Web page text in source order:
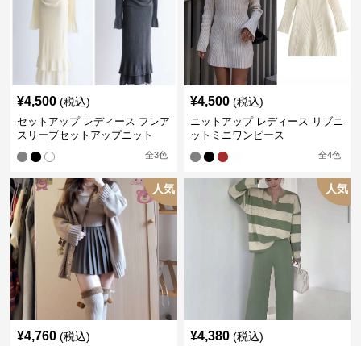
¥4,500 (税込)
セットアップ レディース フレア
スリーブセットアップニット
全3色
¥4,500 (税込)
ニットアップ レディース リブニ
ットミニワンピース
全4色
人気
¥4,760 (税込)
人気
¥4,380 (税込)